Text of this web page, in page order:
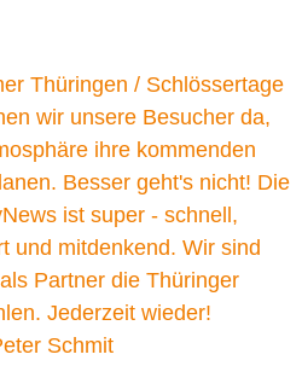
Thüringen / Schlössertage
wir unsere Besucher da,
ihre kommenden
Besser geht's nicht! Die
ist super - schnell,
und mitdenkend. Wir sind
Partner die Thüringer
Jederzeit wieder!
Schmit